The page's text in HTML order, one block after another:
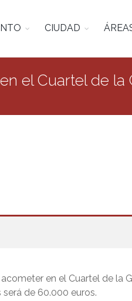
CIUDAD
el Cuartel de la
en el Cuartel de la
de 60.000 euros.